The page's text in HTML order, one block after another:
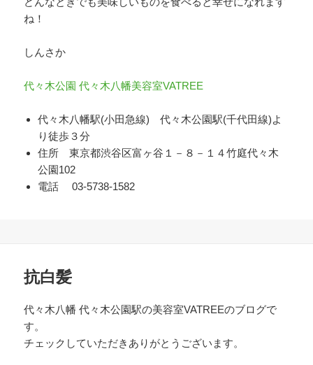
ね！
しんさか
代々木公園 代々木八幡美容室VATREE
代々木八幡駅(小田急線) 代々木公園駅(千代田線)よ
り徒歩３分
住所 東京都渋谷区富ヶ谷１－８－１４竹庭代々木
公園102
電話 03-5738-1582
抗白髪
代々木八幡 代々木公園駅の美容室VATREEのブログで
す。
チェックしていただきありがとうございます。